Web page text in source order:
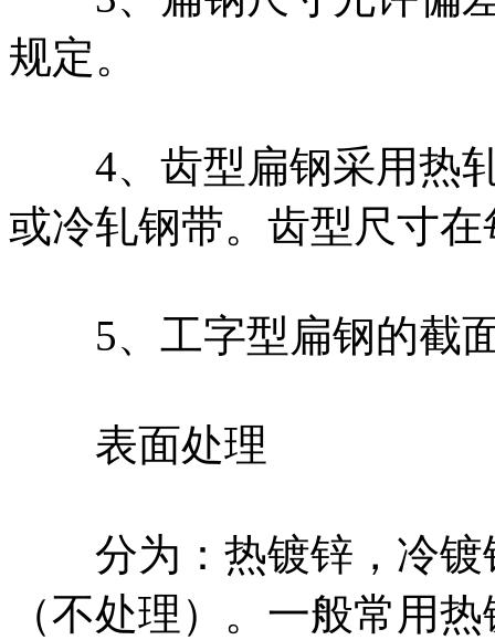
规定。
4、齿型扁钢采用热轧
或冷轧钢带。齿型尺寸
5、工字型扁钢的截面
表面处理
分为：热镀锌，冷镀
（不处理）。一般常用